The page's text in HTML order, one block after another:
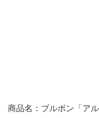
商品名：ブルボン「アル